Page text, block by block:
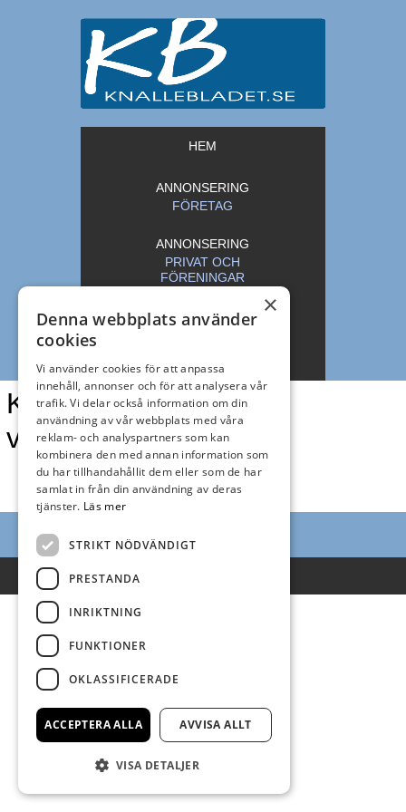
HEM
ANNONSERING
FÖRETAG
ANNONSERING
PRIVAT OCH
FÖRENINGAR
ARKIV
Knallebladet
vecka 28
×
Denna webbplats använder
cookies
Vi använder cookies för att anpassa
innehåll, annonser och för att analysera vår
trafik. Vi delar också information om din
användning av vår webbplats med våra
reklam- och analyspartners som kan
kombinera den med annan information som
du har tillhandahållit dem eller som de har
samlat in från din användning av deras
tjänster. Läs mer
STRIKT NÖDVÄNDIGT
PRESTANDA
INRIKTNING
FUNKTIONER
OKLASSIFICERADE
ACCEPTERA ALLA AVVISA ALLT
VISA DETALJER